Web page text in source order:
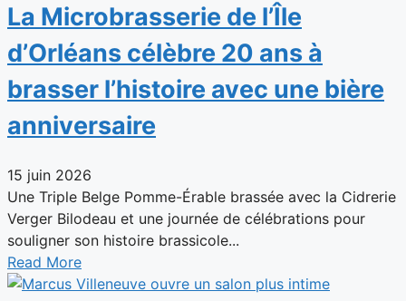
La Microbrasserie de l’Île
d’Orléans célèbre 20 ans à
brasser l’histoire avec une bière
anniversaire
15 juin 2026
Une Triple Belge Pomme-Érable brassée avec la Cidrerie
Verger Bilodeau et une journée de célébrations pour
souligner son histoire brassicole...
Read More